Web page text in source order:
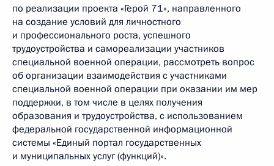
по реализации проекта «Герой 71», направленного
на создание условий для личностного
и профессионального роста, успешного
трудоустройства и самореализации участников
специальной военной операции, рассмотреть вопрос
об организации взаимодействия с участниками
специальной военной операции при оказании им мер
поддержки, в том числе в целях получения
образования и трудоустройства, с использованием
федеральной государственной информационной
системы «Единый портал государственных
и муниципальных услуг (функций)».